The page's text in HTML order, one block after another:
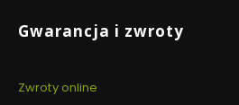
Gwarancja i zwroty
Zwroty online